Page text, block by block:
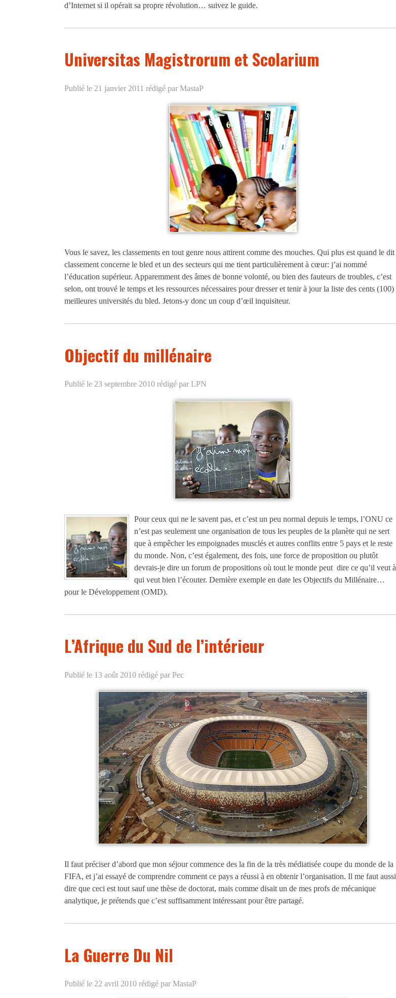
d’Internet si il opérait sa propre révolution… suivez le guide.
Universitas Magistrorum et Scolarium
Publié le 21 janvier 2011 rédigé par MastaP
Vous le savez, les classements en tout genre nous attirent comme des mouches. Qui plus est quand le dit
classement concerne le bled et un des secteurs qui me tient particulièrement à cœur: j’ai nommé
l’éducation supérieur. Apparemment des âmes de bonne volonté, ou bien des fauteurs de troubles, c’est
selon, ont trouvé le temps et les ressources nécessaires pour dresser et tenir à jour la liste des cents (100)
meilleures universités du bled. Jetons-y donc un coup d’œil inquisiteur.
Objectif du millénaire
Publié le 23 septembre 2010 rédigé par LPN
Pour ceux qui ne le savent pas, et c’est un peu normal depuis le temps, l’ONU ce
n’est pas seulement une organisation de tous les peuples de la planète qui ne sert
que à empêcher les empoignades musclés et autres conflits entre 5 pays et le reste
du monde. Non, c’est également, des fois, une force de proposition ou plutôt
devrais-je dire un forum de propositions où tout le monde peut dire ce qu’il veut à
qui veut bien l’écouter. Dernière exemple en date les Objectifs du Millénaire…
pour le Développement (OMD).
L’Afrique du Sud de l’intérieur
Publié le 13 août 2010 rédigé par Pec
Il faut préciser d’abord que mon séjour commence des la fin de la très médiatisée coupe du monde de la
FIFA, et j’ai essayé de comprendre comment ce pays a réussi à en obtenir l’organisation. Il me faut aussi
dire que ceci est tout sauf une thèse de doctorat, mais comme disait un de mes profs de mécanique
analytique, je prétends que c’est suffisamment intéressant pour être partagé.
La Guerre Du Nil
Publié le 22 avril 2010 rédigé par MastaP